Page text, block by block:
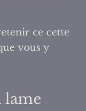
ce cette
vous y
lame